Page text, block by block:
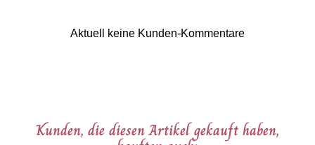
Aktuell keine Kunden-Kommentare
Kunden, die diesen Artikel gekauft haben,